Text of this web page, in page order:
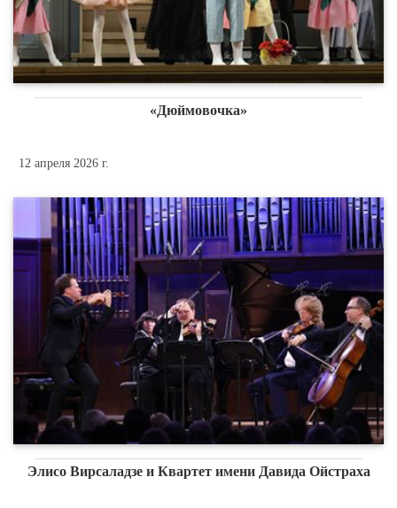
«Дюймовочка»
12 апреля 2026 г.
Элисо Вирсаладзе и Квартет имени Давида Ойстраха